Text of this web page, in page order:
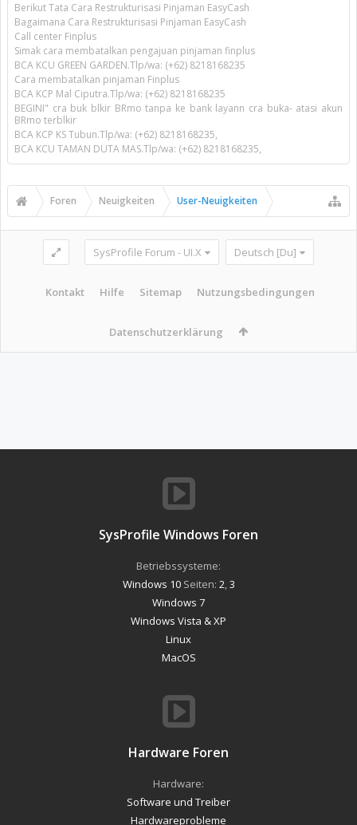
Berikut Tata Cara Restrukturisasi Pinjaman EasyCash
Bagaimana Cara Restrukturisasi Pinjaman EasyCash
Call center Finplus
Simak cara membatalkan pengajuan pinjaman finplus
BCA KCU GREEN GARDEN.Tlp/wa: (+62) 8218168235
Cara membatalkan pinjaman Finplus
BCA KCP Mal Ciputra.Tlp/wa: (+62) 8218168235
BEGINI" cra buk blkir BRmo tanpa ke bank layann cra buka- atasi akun
BRmo terblkir
BCA KCP KS Tubun.Tlp/wa: (+62) 8218168235,
BCA KCU TAMAN DUTA MAS.Tlp/wa: (+62) 8218168235,
Foren Neuigkeiten User-Neuigkeiten
SysProfile Forum - UI.X Deutsch [Du]
Kontakt Hilfe Sitemap Nutzungsbedingungen
Datenschutzerklärung
SysProfile Windows Foren
Betriebssysteme:
Windows 10Seiten: 2 3
Windows 7
Windows Vista & XP
Linux
MacOS
Hardware Foren
Hardware:
Software und Treiber
Hardwareprobleme